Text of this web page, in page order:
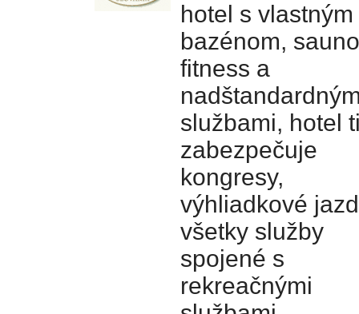
hotel s vlastným
bazénom,
fitness a
službami, hotel
zabezpečuje
kongresy,
výhliadkové
všetky služby
spojené s
rekreačnými